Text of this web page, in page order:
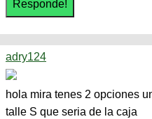
adry124
hola mira tenes 2 opciones
talle S que seria de la caja